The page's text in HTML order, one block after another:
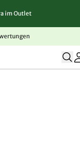
im Outlet